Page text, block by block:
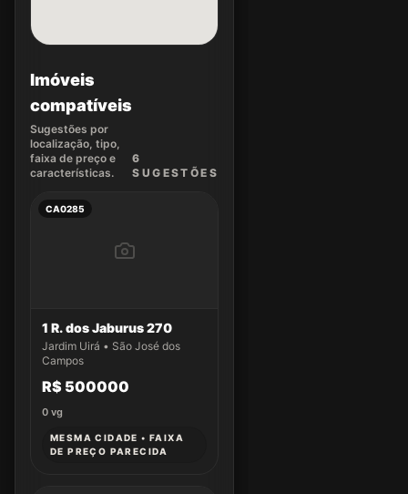
Imóveis
compatíveis
Sugestões por
localização, tipo,
faixa de preço e
características.
6
SUGEST ÕES
CA0285
1 R. dos Jaburus 270
Jardim Uirá • São José dos
Campos
R$ 500000
0 vg
MESMA CIDADE • FAIXA
DE PREÇO PARECIDA